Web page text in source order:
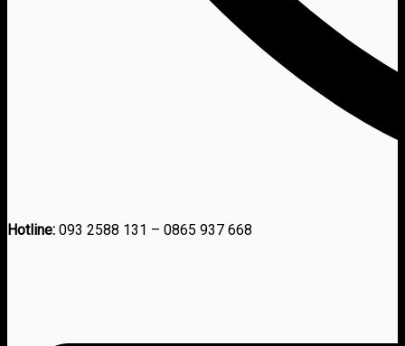
Hotline: 093 2588 131 – 0865 937 668